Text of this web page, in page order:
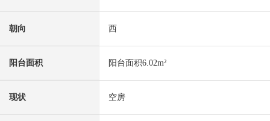
朝向 西
阳台面积 阳台面积6.02m²
现状 空房